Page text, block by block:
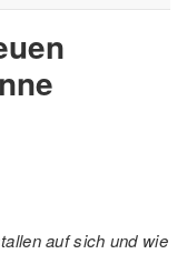
auf sich und wie